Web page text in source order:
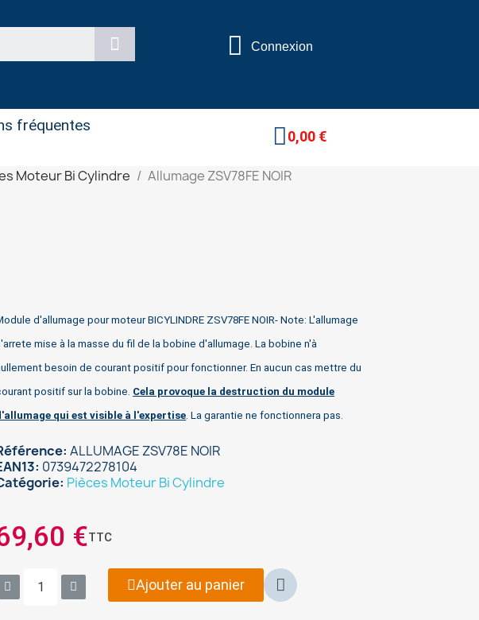
Connexion
fréquentes
0,00 €
Moteur Bi Cylindre Allumage ZSV78FE NOIR
d'allumage pour moteur BICYLINDRE ZSV78FE NOIR- Note: L'allumage
mise à la masse du fil de la bobine d'allumage. La bobine n'à
besoin de courant positif pour fonctionner. En aucun cas mettre du
positif sur la bobine. Cela provoque la destruction du module
qui est visible à l'expertise. La garantie ne fonctionnera pas.
ALLUMAGE ZSV78E NOIR
0739472278104
Pièces Moteur Bi Cylindre
€TTC
Ajouter au panier